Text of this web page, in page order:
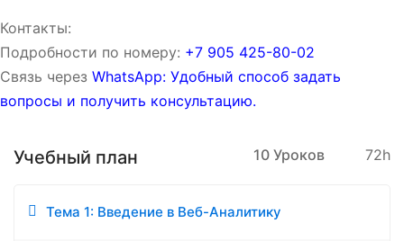
Контакты:
Подробности по номеру: ‪‪+7 905 425-80-02‬‬
Связь через WhatsApp: Удобный способ задать
вопросы и получить консультацию.
Учебный план 10 Уроков 72h
Тема 1: Введение в Веб-Аналитику